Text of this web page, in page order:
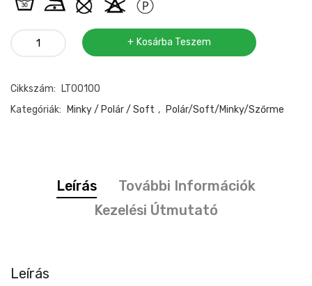
Világító
mintával
mennyiség
Kosárba Teszem
Cikkszám:
LT00100
Kategóriák:
Minky / Polár / Soft , Polár/soft/Minky/szőrme
Leírás
További Információk
Kezelési Útmutató
Leírás